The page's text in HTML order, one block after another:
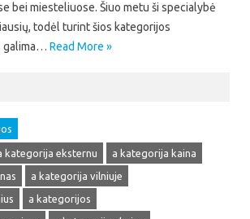
bei miesteliuose. Šiuo metu ši specialybė
todėl turint šios kategorijos
galima… Read More »
kategorija eksternu
a kategorija kaina
a kategorija vilniuje
a kategorijos